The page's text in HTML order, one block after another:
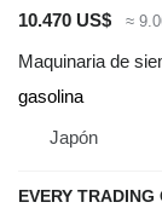
10.470 US$
≈
Maquinaria de
gasolina
Japón
EVERY